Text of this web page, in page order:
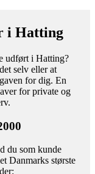
i Hatting
udført i Hatting?
selv eller at
for dig. En
for private og
du som kunde
Danmarks største